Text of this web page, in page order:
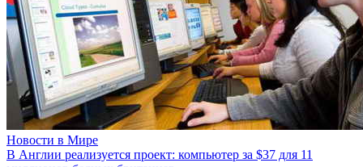
Новости в Мире
В Англии реализуется проект: компьютер за $37 для 11